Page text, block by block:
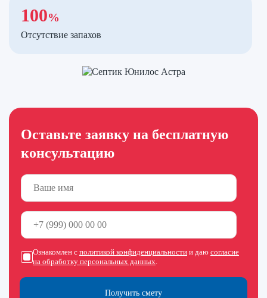
100%
Отсутствие запахов
Оставьте заявку на бесплатную
консультацию
Получить смету
Ознакомлен с политикой конфиденциальности и даю согласие
на обработку персональных данных